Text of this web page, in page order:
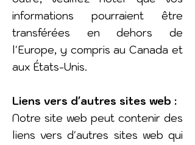
informations pourraient être
transférées en dehors de
l'Europe, y compris au Canada et
aux États-Unis.
Liens vers d'autres sites web :
Notre site web peut contenir des
liens vers d'autres sites web qui